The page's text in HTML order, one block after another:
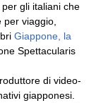
gli italiani che
viaggio,
Giappone, la
Spettacularis
di video-
giapponesi.